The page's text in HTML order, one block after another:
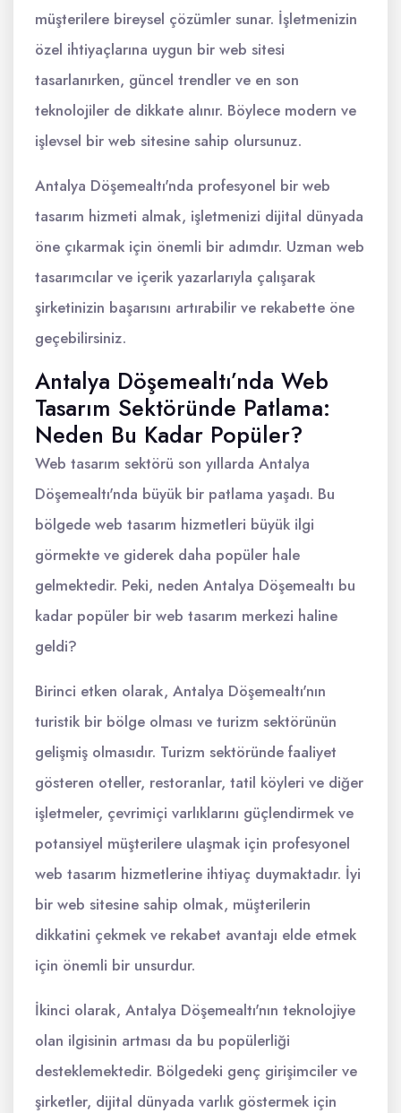
müşterilere bireysel çözümler sunar. İşletmenizin
özel ihtiyaçlarına uygun bir web sitesi
tasarlanırken, güncel trendler ve en son
teknolojiler de dikkate alınır. Böylece modern ve
işlevsel bir web sitesine sahip olursunuz.
Antalya Döşemealtı'nda profesyonel bir web
tasarım hizmeti almak, işletmenizi dijital dünyada
öne çıkarmak için önemli bir adımdır. Uzman web
tasarımcılar ve içerik yazarlarıyla çalışarak
şirketinizin başarısını artırabilir ve rekabette öne
geçebilirsiniz.
Antalya Döşemealtı’nda Web
Tasarım Sektöründe Patlama:
Neden Bu Kadar Popüler?
Web tasarım sektörü son yıllarda Antalya
Döşemealtı'nda büyük bir patlama yaşadı. Bu
bölgede web tasarım hizmetleri büyük ilgi
görmekte ve giderek daha popüler hale
gelmektedir. Peki, neden Antalya Döşemealtı bu
kadar popüler bir web tasarım merkezi haline
geldi?
Birinci etken olarak, Antalya Döşemealtı'nın
turistik bir bölge olması ve turizm sektörünün
gelişmiş olmasıdır. Turizm sektöründe faaliyet
gösteren oteller, restoranlar, tatil köyleri ve diğer
işletmeler, çevrimiçi varlıklarını güçlendirmek ve
potansiyel müşterilere ulaşmak için profesyonel
web tasarım hizmetlerine ihtiyaç duymaktadır. İyi
bir web sitesine sahip olmak, müşterilerin
dikkatini çekmek ve rekabet avantajı elde etmek
için önemli bir unsurdur.
İkinci olarak, Antalya Döşemealtı'nın teknolojiye
olan ilgisinin artması da bu popülerliği
desteklemektedir. Bölgedeki genç girişimciler ve
şirketler, dijital dünyada varlık göstermek için